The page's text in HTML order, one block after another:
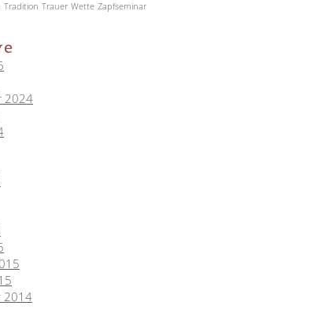
Tradition Trauer Wette Zapfseminar
2024
2014